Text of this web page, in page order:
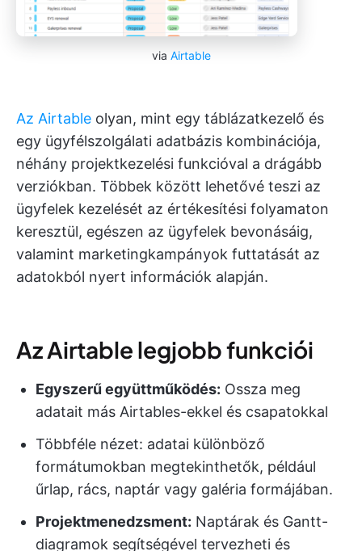
via Airtable
Az Airtable olyan, mint egy táblázatkezelő és
egy ügyfélszolgálati adatbázis kombinációja,
néhány projektkezelési funkcióval a drágább
verziókban. Többek között lehetővé teszi az
ügyfelek kezelését az értékesítési folyamaton
keresztül, egészen az ügyfelek bevonásáig,
valamint marketingkampányok futtatását az
adatokból nyert információk alapján.
Az Airtable legjobb funkciói
Egyszerű együttműködés: Ossza meg
adatait más Airtables-ekkel és csapatokkal
Többféle nézet: adatai különböző
formátumokban megtekinthetők, például
űrlap, rács, naptár vagy galéria formájában.
Projektmenedzsment: Naptárak és Gantt-
diagramok segítségével tervezheti és